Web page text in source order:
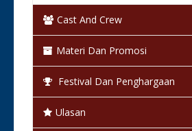
Warna:Berwarna
Status:
Cast And Crew
Materi Dan Promosi
Festival Dan Penghargaan
Ulasan